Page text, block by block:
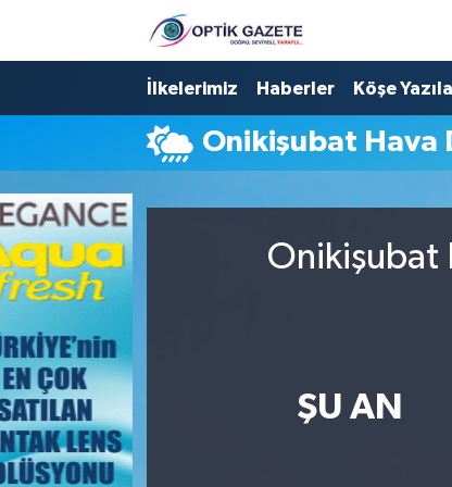
İlkelerimiz Haberler Köşe
Onikişubat Hava
Onikişubat
ŞU AN
Nöbetçi Eczaneler
Hava Durumu
İstanbul Namaz Vakitleri
Trafik Durumu
Süper Lig Puan Durumu ve Fikstür
Tüm Manşetler
Son Dakika Haberleri
Haber Arşivi